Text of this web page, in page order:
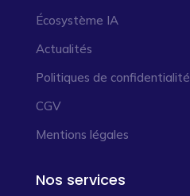
Écosystème IA
Actualités
Politiques de confidentialité
CGV
Mentions légales
Nos services